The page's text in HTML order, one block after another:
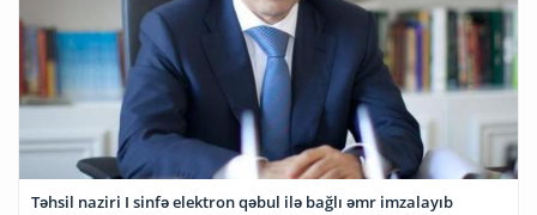
Təhsil naziri I sinfə elektron qəbul ilə bağlı əmr imzalayıb